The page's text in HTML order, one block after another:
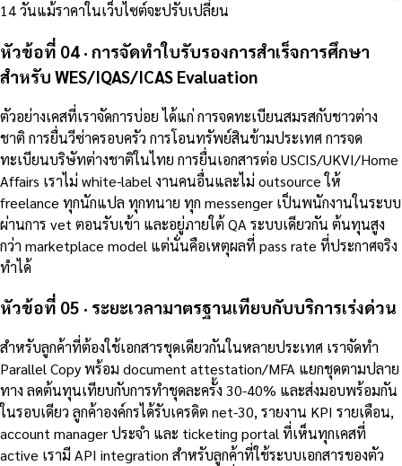
14 วันแม้ราคาในเว็บไซต์จะปรับเปลี่ยน
หัวข้อที่ 04 · การจัดทำใบรับรองการสำเร็จการศึกษา
สำหรับ WES/IQAS/ICAS Evaluation
ตัวอย่างเคสที่เราจัดการบ่อย ได้แก่ การจดทะเบียนสมรสกับชาวต่าง
ชาติ การยื่นวีซ่าครอบครัว การโอนทรัพย์สินข้ามประเทศ การจด
ทะเบียนบริษัทต่างชาติในไทย การยื่นเอกสารต่อ USCIS/UKVI/Home
Affairs เราไม่ white-label งานคนอื่นและไม่ outsource ให้
freelance ทุกนักแปล ทุกทนาย ทุก messenger เป็นพนักงานในระบบ
ผ่านการ vet ตอนรับเข้า และอยู่ภายใต้ QA ระบบเดียวกัน ต้นทุนสูง
กว่า marketplace model แต่นั่นคือเหตุผลที่ pass rate ที่ประกาศจริง
ทำได้
หัวข้อที่ 05 · ระยะเวลามาตรฐานเทียบกับบริการเร่งด่วน
สำหรับลูกค้าที่ต้องใช้เอกสารชุดเดียวกันในหลายประเทศ เราจัดทำ
Parallel Copy พร้อม document attestation/MFA แยกชุดตามปลาย
ทาง ลดต้นทุนเทียบกับการทำชุดละครั้ง 30-40% และส่งมอบพร้อมกัน
ในรอบเดียว ลูกค้าองค์กรได้รับเครดิต net-30, รายงาน KPI รายเดือน,
account manager ประจำ และ ticketing portal ที่เห็นทุกเคสที่
active เรามี API integration สำหรับลูกค้าที่ใช้ระบบเอกสารของตัว